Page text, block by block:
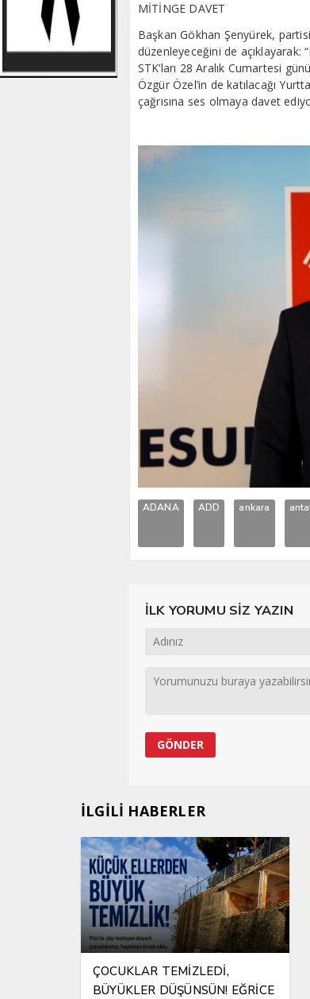
MİTİNGE DAVET
Başkan Gökhan Şenyürek,
düzenleyeceğini de
STK’ları 28 Aralık Cumartesi
Özgür Özel’in de katılacağı
çağrısına ses olmaya davet
ADANA ADD ankara
İLK YORUMU SİZ YAZIN
İLGİLİ HABERLER
ÇOCUKLAR TEMİZLEDİ,
BÜYÜKLER DÜŞÜNSÜN! EĞRİCE